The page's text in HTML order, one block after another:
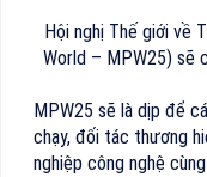
Hội nghị Thế giới về
World – MPW25) sẽ
MPW25 sẽ là dịp để
chạy, đối tác thương
nghiệp công nghệ